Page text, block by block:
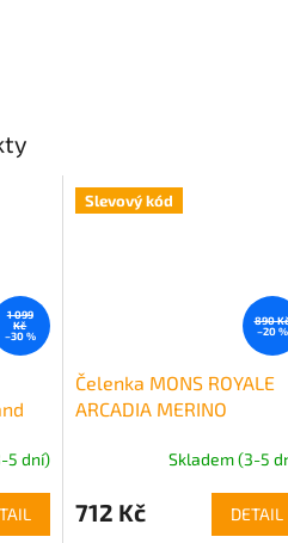
1 099
Kč
–30 %
5 dní)
Slevový kód
890
–20 %
Čelenka MONS ROYALE
ARCADIA MERINO
Skladem (3-5
712 Kč DETAIL